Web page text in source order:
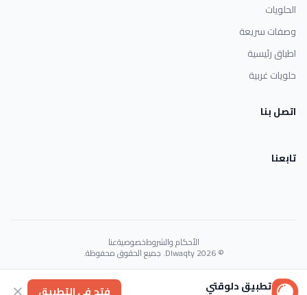
الحلويات
وصفات سريعة
اطباق رئيسية
حلويات غربية
اتصل بنا
تابعنا
الأحكام والشروطخصوصيةعنا
© 2026 Dlwaqty. جميع الحقوق محفوظة.
Powered byGAIT
تطبيق دلوقتي